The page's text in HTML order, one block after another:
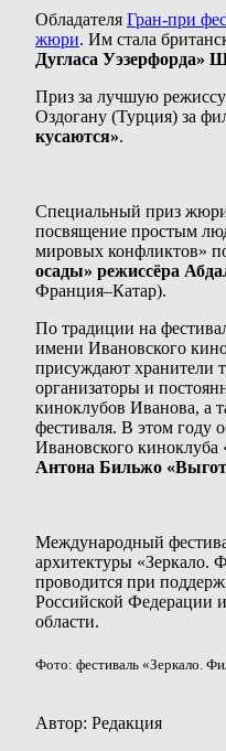
Обладателя Гран-при
жюри. Им стала
Дугласа Уэзерфорда»
Приз за лучшую
Оздогану (Турция) за
кусаются».
Специальный приз
посвящение простым
мировых конфликтов»
осады» режиссёра
Франция–Катар).
По традиции на
имени Ивановского
присуждают хранители
организаторы и
киноклубов Иванова, а
фестиваля. В этом году
Ивановского киноклуба
Антона Бильжо
Международный
архитектуры «Зеркало.
проводится при
Российской Федерации
области.
Фото: фестиваль «Зеркало.
Автор: Редакция